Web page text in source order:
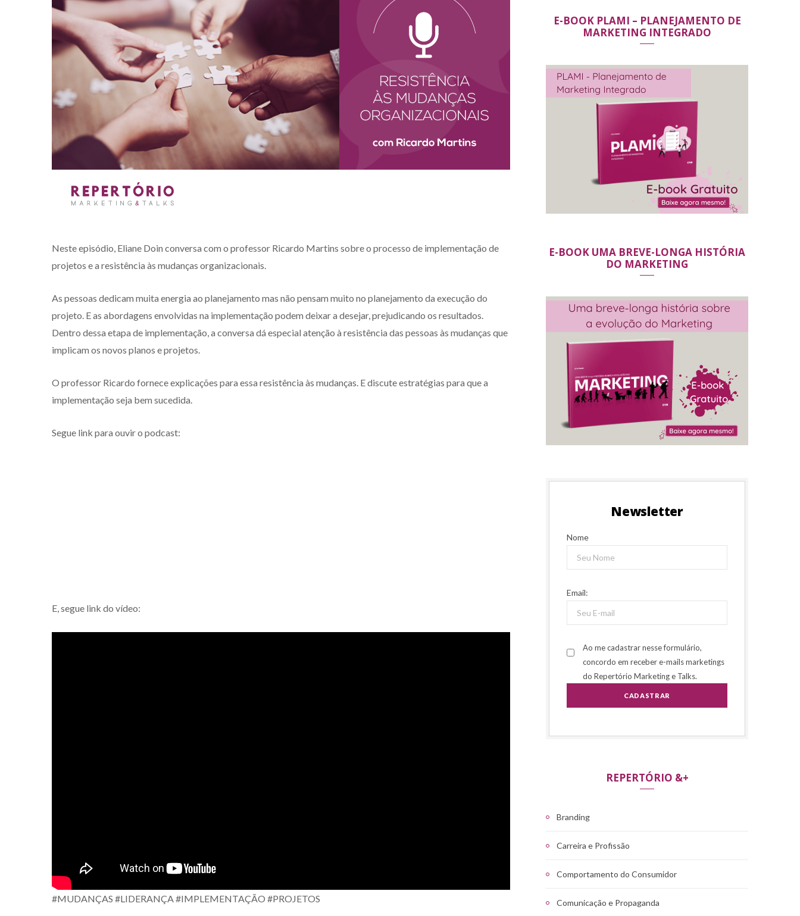
Neste episódio, Eliane Doin conversa com o professor Ricardo Martins sobre o processo de implementação de
projetos e a resistência às mudanças organizacionais.
As pessoas dedicam muita energia ao planejamento mas não pensam muito no planejamento da execução do
projeto. E as abordagens envolvidas na implementação podem deixar a desejar, prejudicando os resultados.
Dentro dessa etapa de implementação, a conversa dá especial atenção à resistência das pessoas às mudanças que
implicam os novos planos e projetos.
O professor Ricardo fornece explicações para essa resistência às mudanças. E discute estratégias para que a
implementação seja bem sucedida.
Segue link para ouvir o podcast:
E, segue link do vídeo:
#MUDANÇAS #LIDERANÇA #IMPLEMENTAÇÃO #PROJETOS
E-BOOK PLAMI – PLANEJAMENTO DE
MARKETING INTEGRADO
E-BOOK UMA BREVE-LONGA HISTÓRIA
DO MARKETING
Newsletter
Nome
Email:
Ao me cadastrar nesse formulário,
concordo em receber e-mails marketings
do Repertório Marketing e Talks.
REPERTÓRIO &+
Branding
Carreira e Profissão
Comportamento do Consumidor
Comunicação e Propaganda